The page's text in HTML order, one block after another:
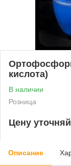
кислота)
В наличии
Розница
Цену
Описание